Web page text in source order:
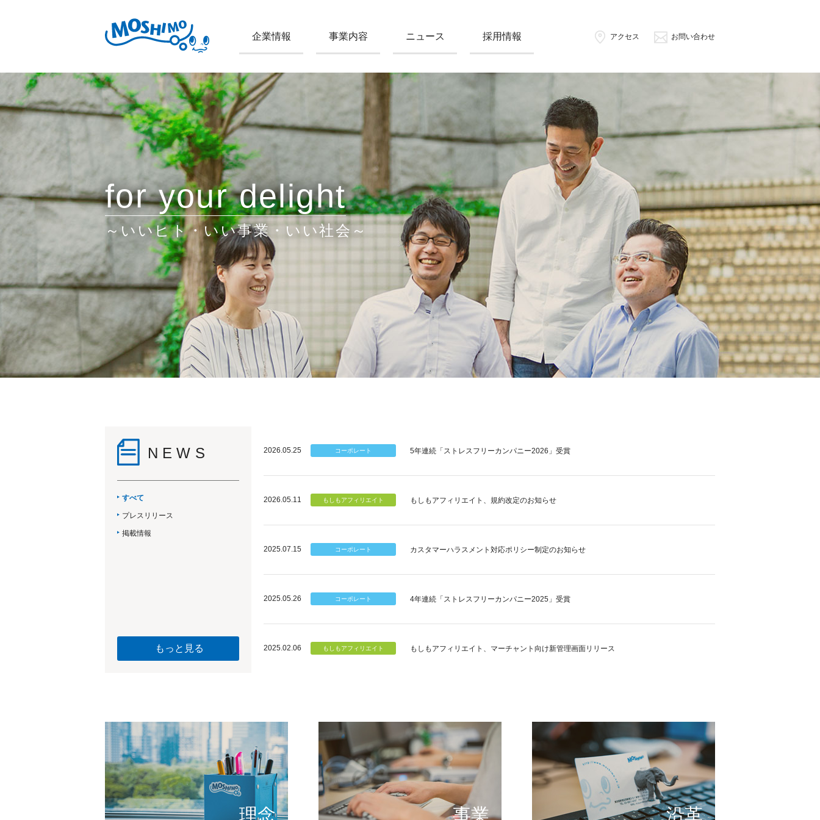
企業情報 事業内容 ニュース 採用情報 アクセス お問い合わせ
for your delight
～いいヒト・いい事業・いい社会～
NEWS
すべて
プレスリリース
掲載情報
もっと見る
2026.05.25 5年連続「ストレスフリーカンパニー2026」受賞
2026.05.11 もしもアフィリエイト、規約改定のお知らせ
2025.07.15 カスタマーハラスメント対応ポリシー制定のお知らせ
2025.05.26 4年連続「ストレスフリーカンパニー2025」受賞
2025.02.06 もしもアフィリエイト、マーチャント向け新管理画面リリース
理念
個のチカラ
もしもが描く未来の形とは
事業
可能性の実現に向けて
提供するサービスの仕組み
沿革